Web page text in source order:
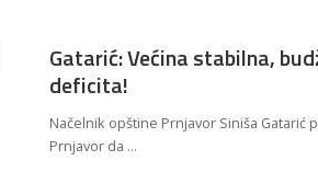
Gatarić: Većina stabilna,
deficita!
Načelnik opštine Prnjavor Siniša Gatarić
Prnjavor da ...